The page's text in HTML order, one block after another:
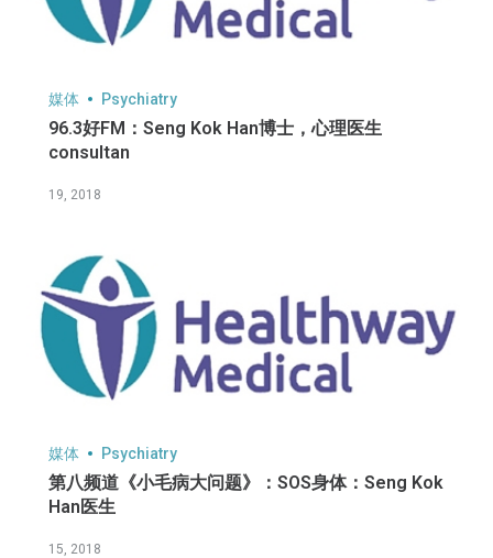
媒体 Psychiatry
96.3好FM：Seng Kok Han博士，心理医生
consultan
19, 2018
媒体 Psychiatry
第八频道《小毛病大问题》：SOS身体：Seng Kok
Han医生
15, 2018